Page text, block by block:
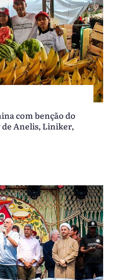
com benção do
Anelis, Liniker,